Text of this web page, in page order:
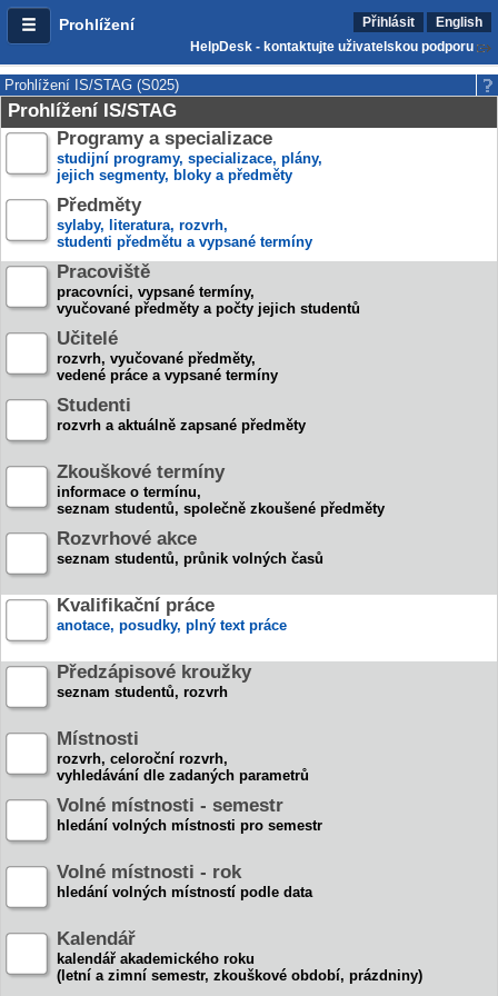
Prohlížení Přihlásit
English
HelpDesk - kontaktujte uživatelskou podporu
Prohlížení IS/STAG (S025)
Prohlížení IS/STAG
Programy a specializace
studijní programy, specializace, plány,
jejich segmenty, bloky a předměty
Předměty
sylaby, literatura, rozvrh,
studenti předmětu a vypsané termíny
Pracoviště
pracovníci, vypsané termíny,
vyučované předměty a počty jejich studentů
Učitelé
rozvrh, vyučované předměty,
vedené práce a vypsané termíny
Studenti
rozvrh a aktuálně zapsané předměty
Zkouškové termíny
informace o termínu,
seznam studentů, společně zkoušené předměty
Rozvrhové akce
seznam studentů, průnik volných časů
Kvalifikační práce
anotace, posudky, plný text práce
Předzápisové kroužky
seznam studentů, rozvrh
Místnosti
rozvrh, celoroční rozvrh,
vyhledávání dle zadaných parametrů
Volné místnosti - semestr
hledání volných místnosti pro semestr
Volné místnosti - rok
hledání volných místností podle data
Kalendář
kalendář akademického roku
(letní a zimní semestr, zkouškové období, prázdniny)